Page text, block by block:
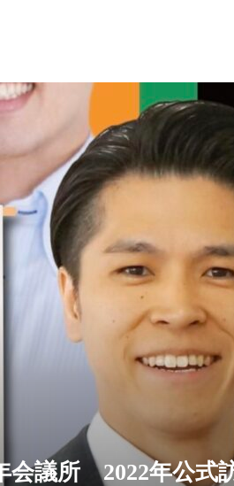
会議所 2022年公式